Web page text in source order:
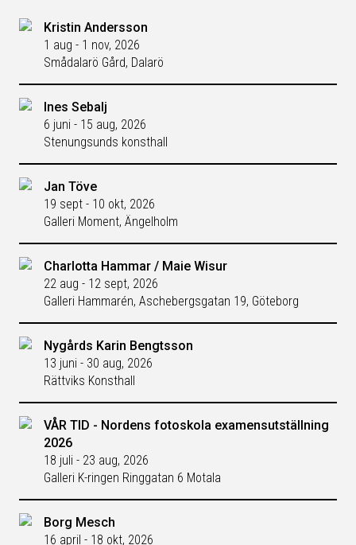
Kristin Andersson
1 aug - 1 nov, 2026
Smådalarö Gård, Dalarö
Ines Sebalj
6 juni - 15 aug, 2026
Stenungsunds konsthall
Jan Töve
19 sept - 10 okt, 2026
Galleri Moment, Ängelholm
Charlotta Hammar / Maie Wisur
22 aug - 12 sept, 2026
Galleri Hammarén, Aschebergsgatan 19, Göteborg
Nygårds Karin Bengtsson
13 juni - 30 aug, 2026
Rättviks Konsthall
VÅR TID - Nordens fotoskola examensutställning
2026
18 juli - 23 aug, 2026
Galleri K-ringen Ringgatan 6 Motala
Borg Mesch
16 april - 18 okt, 2026